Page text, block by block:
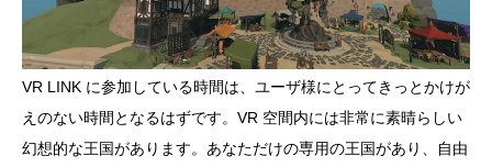
VR LINK に参加している時間は、ユーザ様にとってきっとかけが
えのない時間となるはずです。VR 空間内には非常に素晴らしい
幻想的な王国があります。あなただけの専用の王国があり、自由